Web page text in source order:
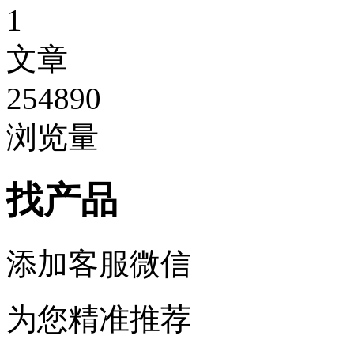
1
文章
254890
浏览量
找产品
添加客服微信
为您精准推荐